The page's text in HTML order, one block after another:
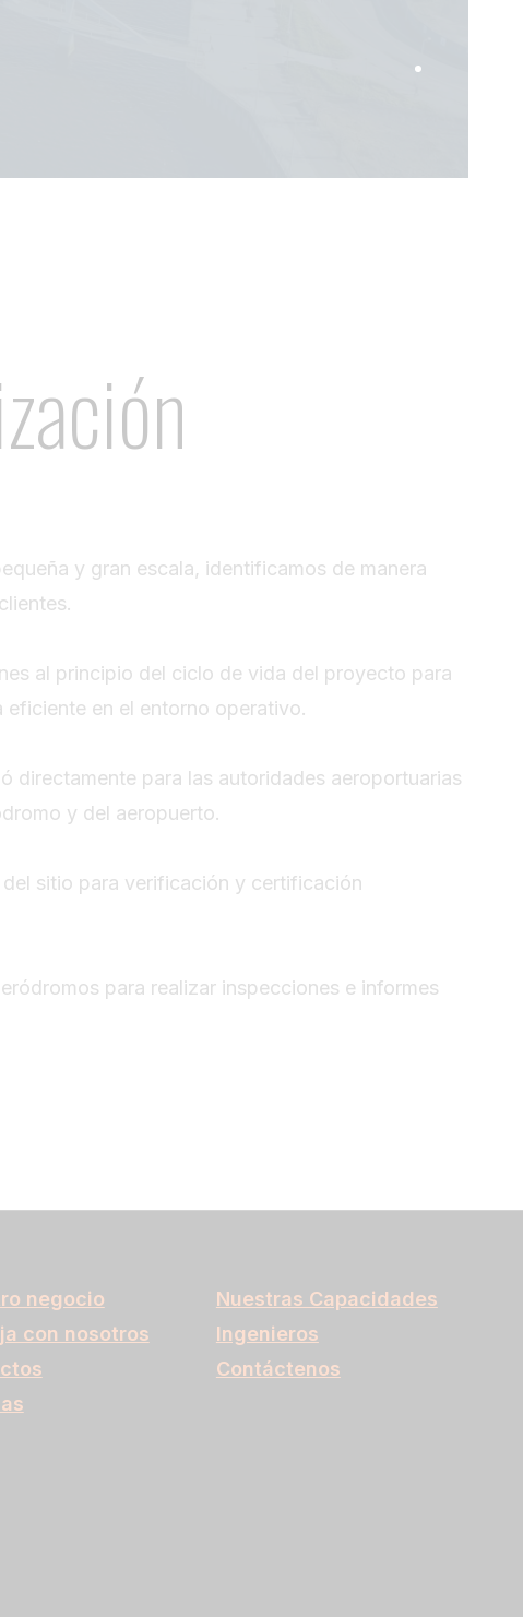
y gran escala, identificamos de manera
al principio del ciclo de vida del proyecto para
en el entorno operativo.
directamente para las autoridades aeroportuarias
y del aeropuerto.
sitio para verificación y certificación
para realizar inspecciones e informes
negocio
con nosotros
Nuestras Capacidades
Ingenieros
Contáctenos